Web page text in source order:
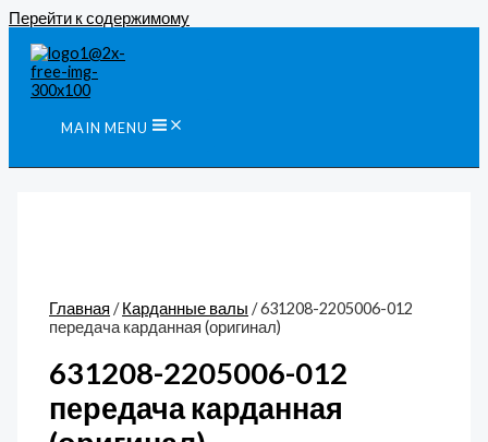
Перейти к содержимому
MAIN MENU
Главная /Карданные валы / 631208-2205006-012
передача карданная (оригинал)
631208-2205006-012
передача карданная